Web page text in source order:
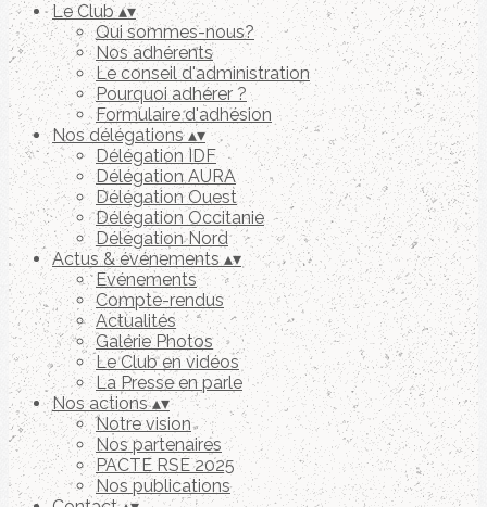
Le Club▴▾
Qui sommes-nous?
Nos adhérents
Le conseil d'administration
Pourquoi adhérer ?
Formulaire d'adhésion
Nos délégations▴▾
Délégation IDF
Délégation AURA
Délégation Ouest
Délégation Occitanie
Délégation Nord
Actus & événements ▴▾
Evénements
Compte-rendus
Actualités
Galérie Photos
Le Club en vidéos
La Presse en parle
Nos actions▴▾
Notre vision
Nos partenaires
PACTE RSE 2025
Nos publications